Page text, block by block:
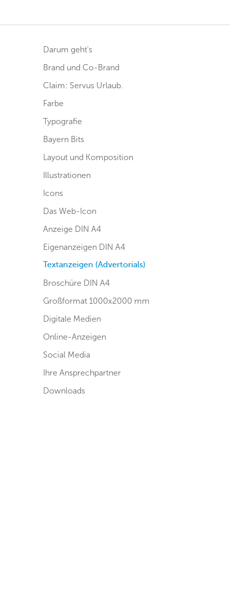
Darum geht's
Brand und Co-Brand
Claim: Servus Urlaub.
Farbe
Typografie
Bayern Bits
Layout und Komposition
Illustrationen
Icons
Das Web-Icon
Anzeige DIN A4
Eigenanzeigen DIN A4
Textanzeigen (Advertorials)
Broschüre DIN A4
Großformat 1000x2000 mm
Digitale Medien
Online-Anzeigen
Social Media
Ihre Ansprechpartner
Downloads